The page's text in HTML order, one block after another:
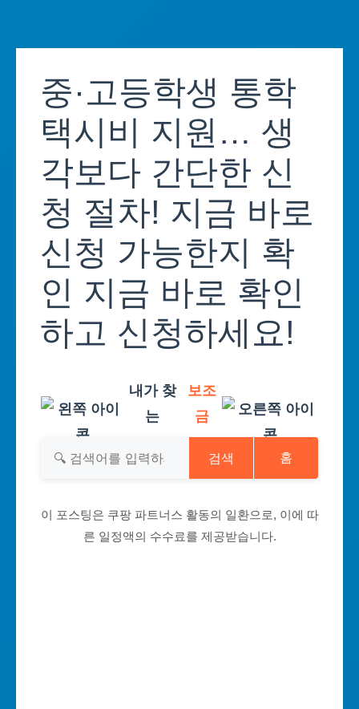
content중·고등학생 통학
택시비 지원… 생
각보다 간단한 신
청 절차! 지금 바로
신청 가능한지 확
인 지금 바로 확인
하고 신청하세요!
내가 찾
는
보조
금
검색 홈
이 포스팅은 쿠팡 파트너스 활동의 일환으로, 이에 따
른 일정액의 수수료를 제공받습니다.